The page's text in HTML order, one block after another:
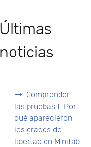
Últimas
noticias
Comprender
las pruebas t: Por
qué aparecieron
los grados de
libertad en Minitab